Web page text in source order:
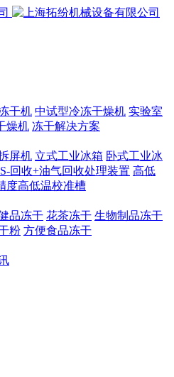
干机 中试型冷冻干燥机 实验室
燥机 冻干解决方案
屏机 立式工业冰箱 卧式工业冰
回收+油气回收处理装置 高低
度高低温校准槽
品冻干 花茶冻干 生物制品冻干
粉 方便食品冻干